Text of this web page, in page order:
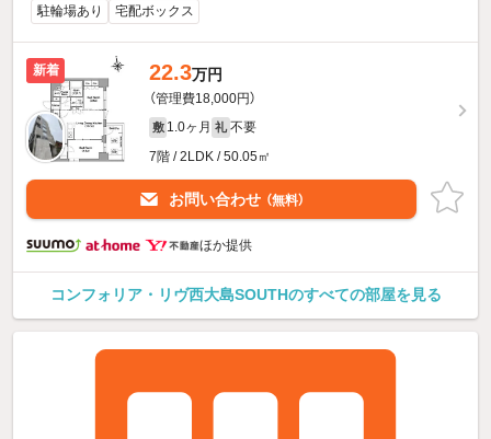
駐輪場あり 宅配ボックス
新着 22.3万円
（管理費18,000円）
敷 1.0ヶ月 礼 不要
7階 / 2LDK / 50.05㎡
お問い合わせ （無料）
ほか提供
コンフォリア・リヴ西大島SOUTHのすべての部屋を見る